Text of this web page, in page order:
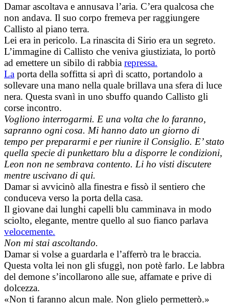
Damar ascoltava e annusava l’aria. C’era qualcosa che
non andava. Il suo corpo fremeva per raggiungere
Callisto al piano terra.
Lei era in pericolo. La rinascita di Sirio era un segreto.
L’immagine di Callisto che veniva giustiziata, lo portò
ad emettere un sibilo di rabbia repressa.
La porta della soffitta si aprì di scatto, portandolo a
sollevare una mano nella quale brillava una sfera di luce
nera. Questa svanì in uno sbuffo quando Callisto gli
corse incontro.
Vogliono interrogarmi. E una volta che lo faranno,
sapranno ogni cosa. Mi hanno dato un giorno di
tempo per prepararmi e per riunire il Consiglio. E’ stato
quella specie di punkettaro blu a disporre le condizioni,
Leon non ne sembrava contento. Li ho visti discutere
mentre uscivano di qui.
Damar si avvicinò alla finestra e fissò il sentiero che
conduceva verso la porta della casa.
Il giovane dai lunghi capelli blu camminava in modo
sciolto, elegante, mentre quello al suo fianco parlava
velocemente.
Non mi stai ascoltando.
Damar si volse a guardarla e l’afferrò tra le braccia.
Questa volta lei non gli sfuggì, non potè farlo. Le labbra
del demone s’incollarono alle sue, affamate e prive di
dolcezza.
«Non ti faranno alcun male. Non glielo permetterò.»